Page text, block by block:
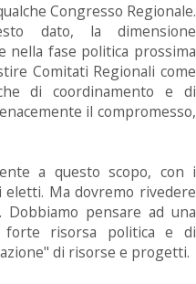
Congresso Regionale.
dato, la dimensione
fase politica prossima
Comitati Regionali come
di coordinamento e di
il compromesso,
a questo scopo, con i
Ma dovremo rivedere
pensare ad una
forte risorsa politica e di
di risorse e progetti.